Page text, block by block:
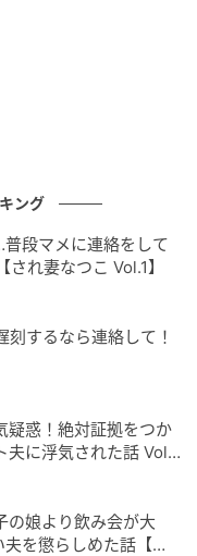
まりでした
ング
段マメに連絡をして
れ妻なつこ Vol.1】
するなら連絡して！
疑惑！絶対証拠をつか
夫に浮気された話 Vol.
の娘より飲み会が大
を懲らしめた話【第1